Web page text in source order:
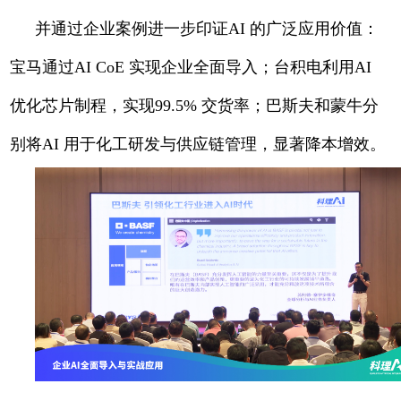
并通过企业案例进一步印证AI 的广泛应用价值：
宝马通过AI CoE 实现企业全面导入；台积电利用AI
优化芯片制程，实现99.5% 交货率；巴斯夫和蒙牛分
别将AI 用于化工研发与供应链管理，显著降本增效。